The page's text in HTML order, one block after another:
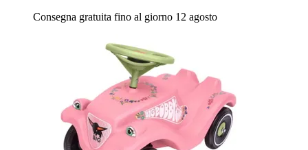
Consegna gratuita fino al giorno 12 agosto